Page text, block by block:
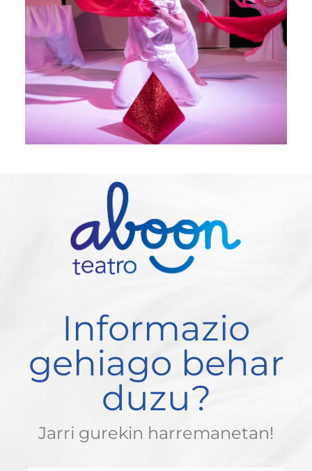
Informazio
gehiago behar
duzu?
Jarri gurekin harremanetan!